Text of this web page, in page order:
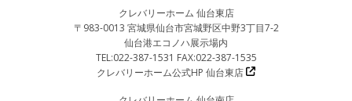
クレバリーホーム 仙台東店
〒983-0013 宮城県仙台市宮城野区中野3丁目7-2
仙台港エコノハ展示場内
TEL:022-387-1531 FAX:022-387-1535
クレバリーホーム公式HP 仙台東店